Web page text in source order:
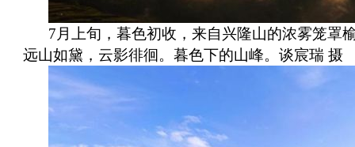
7月上旬，暮色初收，来自兴隆山的浓雾笼罩
远山如黛，云影徘徊。暮色下的山峰。谈宸瑞 摄